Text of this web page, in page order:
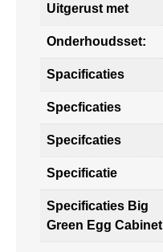
Uitgerust met
Onderhoudsset:
Spacificaties
Specficaties
Specifcaties
Specificatie
Specificaties Big
Green Egg Cabinet